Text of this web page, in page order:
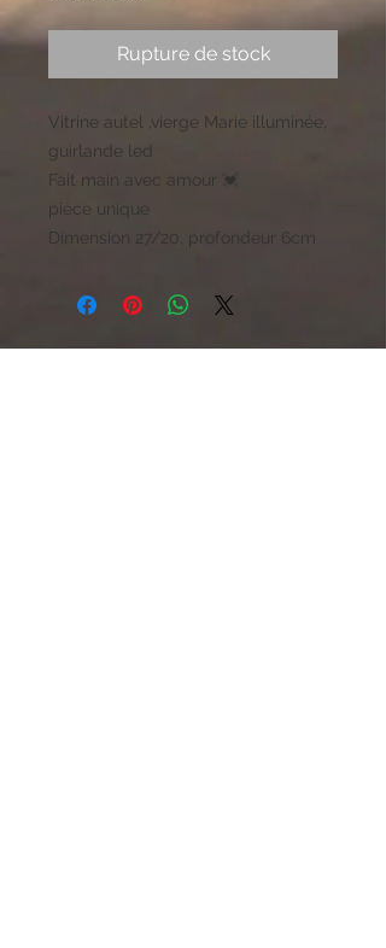
Rupture de stock
Vitrine autel ,vierge Marie illuminée,
guirlande led
Fait main avec amour 💓
pièce unique
Dimension 27/20, profondeur 6cm
Boutique